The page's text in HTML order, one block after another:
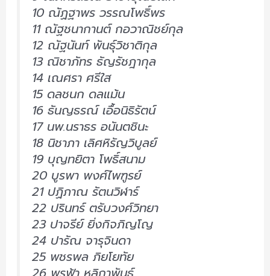
10 ณัฏฐาพร วรรณโพธิ์พร
11 ณัฐชนากานต์ กอวาณิชย์กุล
12 ณัฐนันท์ พันธุ์วิชาติกุล
13 ณิชาภัทร ธัญรัชฎากุล
14 เณศรา ศรีใส
15 ดลชนก ดลแม้น
16 ธันญธรณ์ เอื้อนิธิรัตน์
17 นพ.นราธร อนันตชินะ
18 นิชาภา เลิศหิรัญวิบูลย์
19 บุญทยิตา โพธิ์สนาม
20 บูรพา พงศ์ไพฑูรย์
21 ปฏิภาณ รัตนวิฬาร์
22 ปรินทร์ ตรับวงศ์วิทยา
23 ปาจรีย์ ยิ่งกิจภิญโญ
24 ปารัณ จารุจินดา
25 พชรพล ภิยโยทัย